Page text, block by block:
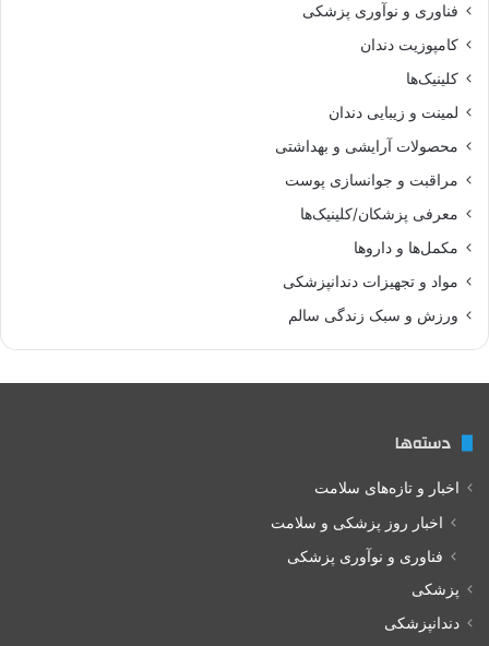
فناوری و نوآوری پزشکی
کامپوزیت دندان
کلینیک‌ها
لمینت و زیبایی دندان
محصولات آرایشی و بهداشتی
مراقبت و جوانسازی پوست
معرفی پزشکان/کلینیک‌ها
مکمل‌ها و داروها
مواد و تجهیزات دندانپزشکی
ورزش و سبک زندگی سالم
دسته‌ها
اخبار و تازه‌های سلامت
اخبار روز پزشکی و سلامت
فناوری و نوآوری پزشکی
پزشکی
دندانپزشکی